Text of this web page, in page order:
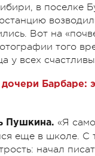
в поселке
Вот на
того
у всех
Барбаре:
Пушкина. «Я
еще в школе.
начал